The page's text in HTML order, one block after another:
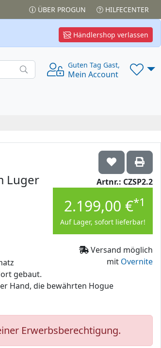
ÜBER PROGUN HILFECENTER
Händlershop verlassen
Guten Tag Gast,
Mein Account
Artnr.: CZSP2.2
2.199,00 €*1
Auf Lager, sofort lieferbar!
Versand möglich
mit Overnite
Luger
gebaut.
Hand, die bewährten Hogue
Erwerbsberechtigung.